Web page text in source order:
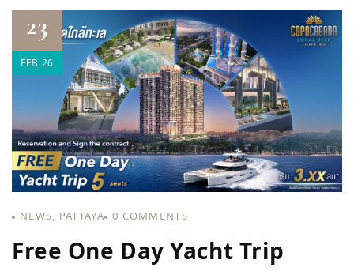
23
FEB 26
NEWS, PATTAYA 0 COMMENTS
Free One Day Yacht Trip